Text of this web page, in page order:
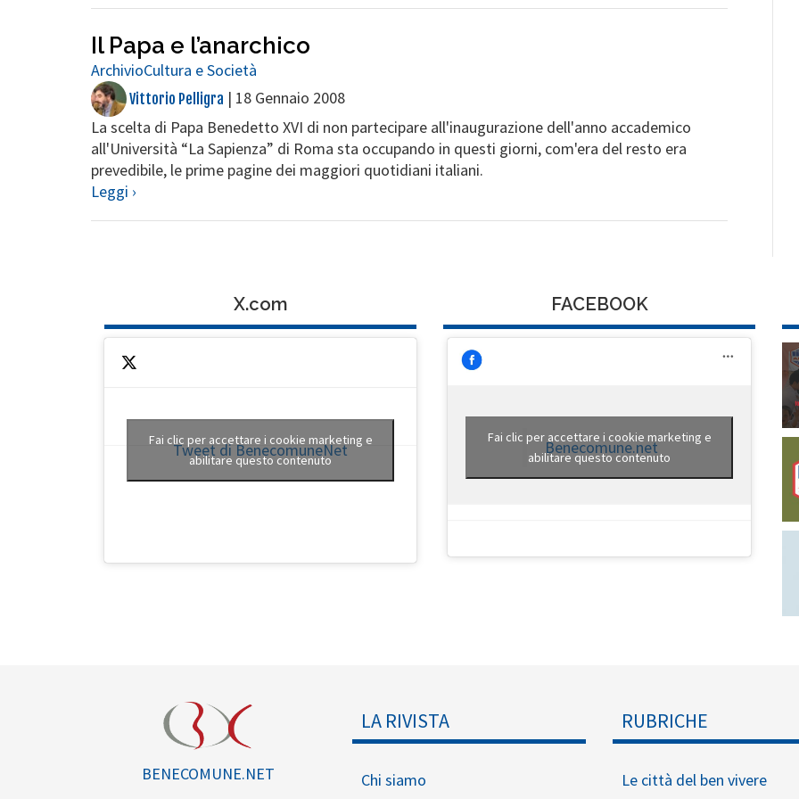
Il Papa e l’anarchico
ArchivioCultura e Società
Vittorio Pelligra | 18 Gennaio 2008
La scelta di Papa Benedetto XVI di non partecipare all'inaugurazione dell'anno accademico
all'Università “La Sapienza” di Roma sta occupando in questi giorni, com'era del resto era
prevedibile, le prime pagine dei maggiori quotidiani italiani.
Leggi ›
X.com
Tweet di BenecomuneNet
Fai clic per accettare i cookie marketing e
abilitare questo contenuto
FACEBOOK
Benecomune.net
Fai clic per accettare i cookie marketing e
abilitare questo contenuto
BENECOMUNE.NET
LA RIVISTA
Chi siamo
RUBRICHE
Le città del ben vivere